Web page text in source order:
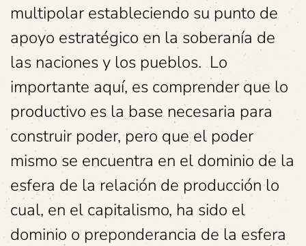
multipolar estableciendo su punto de
apoyo estratégico en la soberanía de
las naciones y los pueblos. Lo
importante aquí, es comprender que lo
productivo es la base necesaria para
construir poder, pero que el poder
mismo se encuentra en el dominio de la
esfera de la relación de producción lo
cual, en el capitalismo, ha sido el
dominio o preponderancia de la esfera